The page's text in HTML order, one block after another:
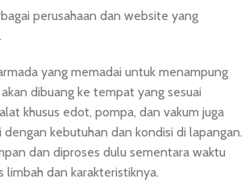
perusahaan dan website yang
yang memadai untuk menampung
dibuang ke tempat yang sesuai
khusus edot, pompa, dan vakum juga
dengan kebutuhan dan kondisi di lapangan.
dan diproses dulu sementara waktu
limbah dan karakteristiknya.